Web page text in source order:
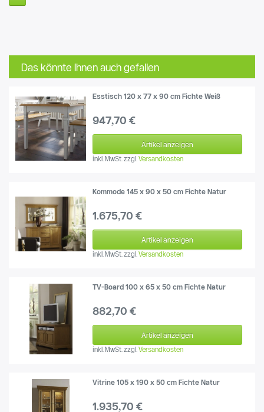
Das könnte Ihnen auch gefallen
Esstisch 120 x 77 x 90 cm Fichte Weiß
947,70 €
Artikel anzeigen
inkl. MwSt. zzgl.Versandkosten
Kommode 145 x 90 x 50 cm Fichte Natur
1.675,70 €
Artikel anzeigen
inkl. MwSt. zzgl.Versandkosten
TV-Board 100 x 65 x 50 cm Fichte Natur
882,70 €
Artikel anzeigen
inkl. MwSt. zzgl.Versandkosten
Vitrine 105 x 190 x 50 cm Fichte Natur
1.935,70 €